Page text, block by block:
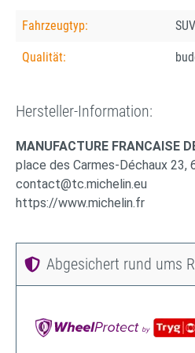
Fahrzeugtyp: SUV
Qualität:
Hersteller-Information:
MANUFACTURE FRANCAISE
place des Carmes-Déchaux 23,
contact@tc.michelin.eu
https://www.michelin.fr
Abgesichert rund ums